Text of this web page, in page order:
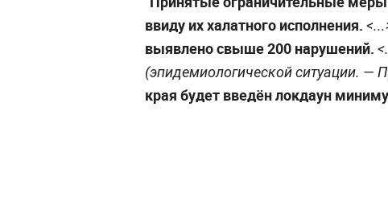
ввиду их халатного исполнения.
выявлено свыше 200 нарушений.
(эпидемиологической ситуации. —
края будет введён локдаун